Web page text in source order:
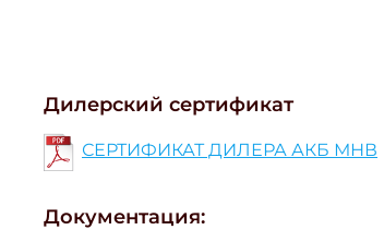
Дилерский сертификат
СЕРТИФИКАТ ДИЛЕРА АКБ МНВ
Документация: